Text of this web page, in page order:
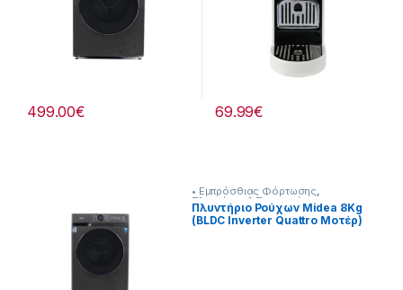
499.00€ 69.99€
• Εμπρόσθιας Φόρτωσης,
Πλυντήρια & Στεγνωτήρια
Πλυντήριο Ρούχων Midea 8Kg
(BLDC Inverter Quattro Μοτέρ)